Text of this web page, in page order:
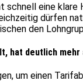
schnell eine
dürfen
den
hat deutlich
um einen